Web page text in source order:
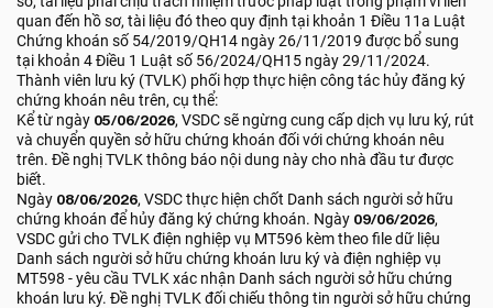
quan đến hồ sơ, tài liệu đó theo quy định tại khoản 1 Điều 11a Luật
Chứng khoán số 54/2019/QH14 ngày 26/11/2019 được bổ sung
tại khoản 4 Điều 1 Luật số 56/2024/QH15 ngày 29/11/2024.
Thành viên lưu ký (TVLK) phối hợp thực hiện công tác hủy đăng ký
chứng khoán nêu trên, cụ thể:
Kể từ ngày 05/06/2026, VSDC sẽ ngừng cung cấp dịch vụ lưu ký, rút
và chuyển quyền sở hữu chứng khoán đối với chứng khoán nêu
trên. Đề nghị TVLK thông báo nội dung này cho nhà đầu tư được
biết.
Ngày 08/06/2026, VSDC thực hiện chốt Danh sách người sở hữu
chứng khoán để hủy đăng ký chứng khoán. Ngày 09/06/2026,
VSDC gửi cho TVLK điện nghiệp vụ MT596 kèm theo file dữ liệu
Danh sách người sở hữu chứng khoán lưu ký và điện nghiệp vụ
MT598 - yêu cầu TVLK xác nhận Danh sách người sở hữu chứng
khoán lưu ký. Đề nghị TVLK đối chiếu thông tin người sở hữu chứng